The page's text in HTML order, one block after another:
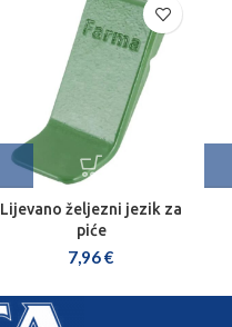
Lijevano željezni jezik za
piće
7,96€